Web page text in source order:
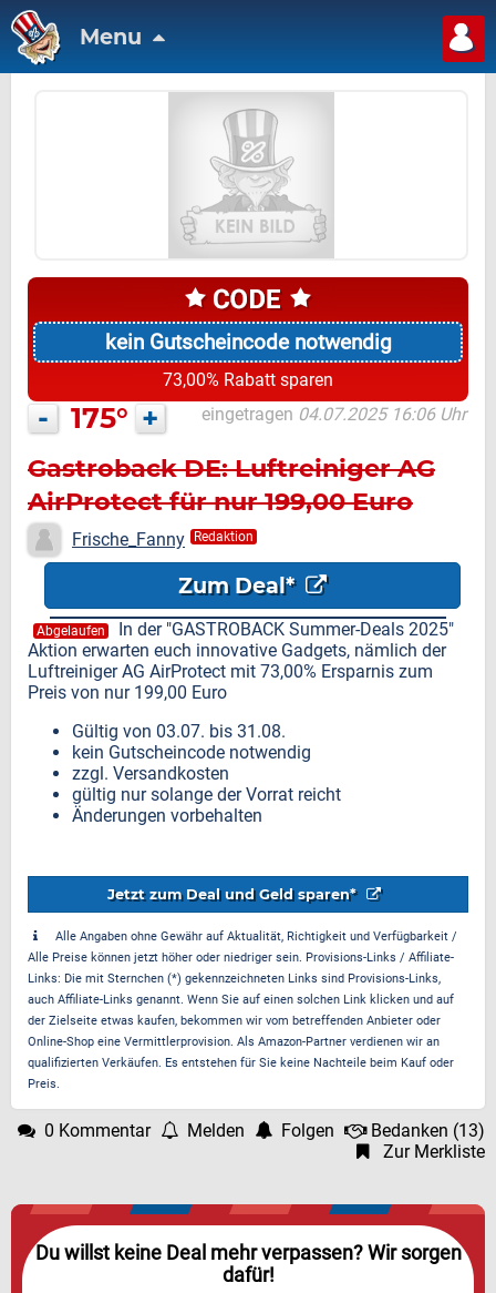
Menu
kein Gutscheincode notwendig
73,00% Rabatt sparen
- 175° + eingetragen 04.07.2025 16:06 Uhr
Gastroback DE: Luftreiniger AG
AirProtect für nur 199,00 Euro
Frische_Fanny Redaktion
Zum Deal*
Abgelaufen
In der "GASTROBACK Summer-Deals 2025"
Aktion erwarten euch innovative Gadgets, nämlich der
Luftreiniger AG AirProtect mit 73,00% Ersparnis zum
Preis von nur 199,00 Euro
Gültig von 03.07. bis 31.08.
kein Gutscheincode notwendig
zzgl. Versandkosten
gültig nur solange der Vorrat reicht
Änderungen vorbehalten
Jetzt zum Deal und Geld sparen*
Alle Angaben ohne Gewähr auf Aktualität, Richtigkeit und Verfügbarkeit /
Alle Preise können jetzt höher oder niedriger sein. Provisions-Links / Affiliate-
Links: Die mit Sternchen (*) gekennzeichneten Links sind Provisions-Links,
auch Affiliate-Links genannt. Wenn Sie auf einen solchen Link klicken und auf
der Zielseite etwas kaufen, bekommen wir vom betreffenden Anbieter oder
Online-Shop eine Vermittlerprovision. Als Amazon-Partner verdienen wir an
qualifizierten Verkäufen. Es entstehen für Sie keine Nachteile beim Kauf oder
Preis.
0 Kommentar Melden Folgen Bedanken (13)
Zur Merkliste
Du willst keine Deal mehr verpassen? Wir sorgen
dafür!